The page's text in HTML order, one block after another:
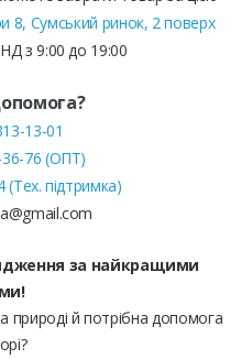
8, Сумський ринок, 2 поверх
з 9:00 до 19:00
13-01
36-76 (ОПТ)
підтримка)
за найкращими
природі й потрібна допомога